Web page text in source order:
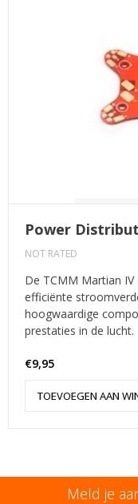
Power
NOT RATED
De TCMM Martian
efficiënte
hoogwaardige
prestaties in de lucht.
€9,95
TOEVOEGEN AAN
Meld je